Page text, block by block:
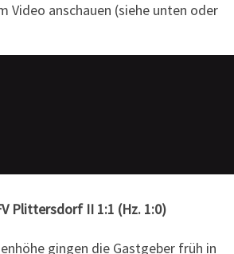
Video anschauen (siehe unten oder
Plittersdorf II 1:1 (Hz. 1:0)
gingen die Gastgeber früh in